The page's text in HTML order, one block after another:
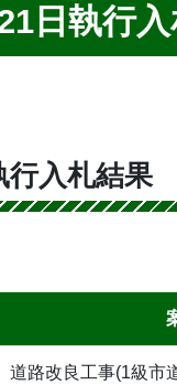
日執行
行入札結果
道路改良工事(1級